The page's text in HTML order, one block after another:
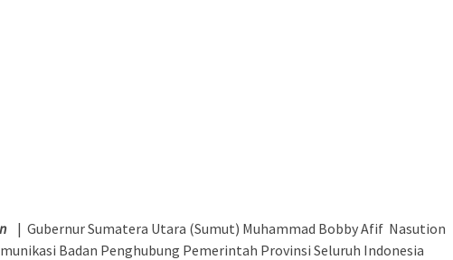
| Gubernur Sumatera Utara (Sumut) Muhammad Bobby Afif Nasution
Badan Penghubung Pemerintah Provinsi Seluruh Indonesia